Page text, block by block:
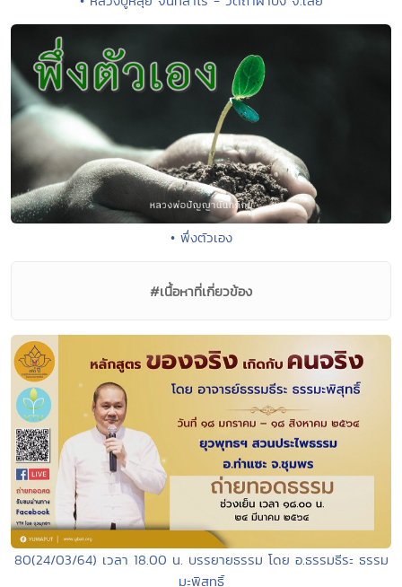
• พึ่งตัวเอง
#เนื้อหาที่เกี่ยวข้อง
80(24/03/64) เวลา 18.00 น. บรรยายธรรม โดย อ.ธรรมธีระ ธรรม
มะพิสุทธิ์